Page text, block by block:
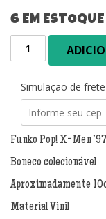
6 EM ESTOQUE
Funko
Pop!
Men
'97
Jean
(Wasteland)
1597
quantidade
Simulação de frete
Funko Pop! X-Men
Boneco colecionável
Aproximadamente
Material Vinil